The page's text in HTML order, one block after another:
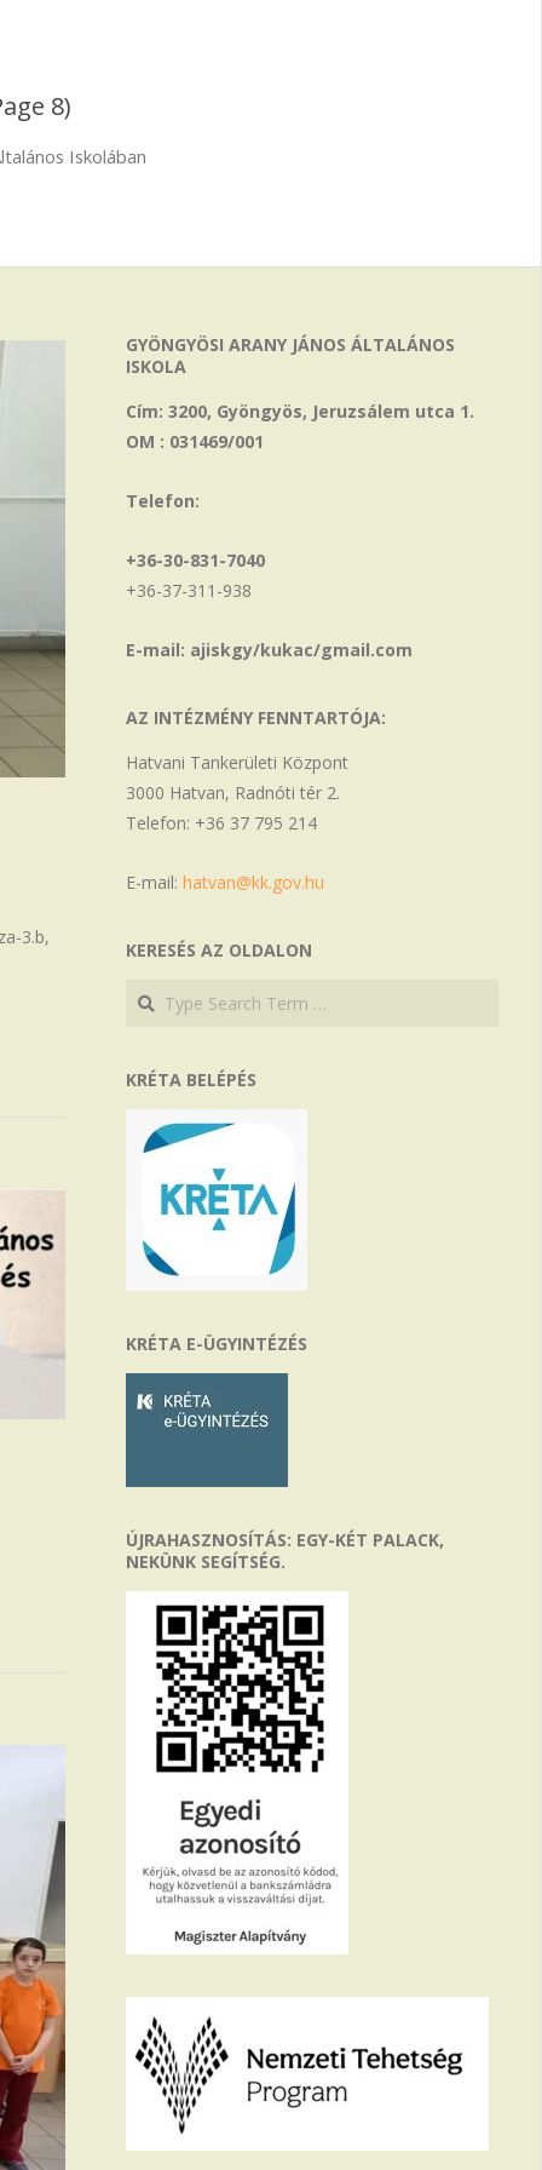
8)
Iskolában
3.b,
GYÖNGYÖSI ARANY JÁNOS ÁLTALÁNOS
ISKOLA
Cím: 3200, Gyöngyös, Jeruzsálem utca 1.
OM : 031469/001
Telefon:
+36-30-831-7040
+36-37-311-938
E-mail: ajiskgy/kukac/gmail.com
AZ INTÉZMÉNY FENNTARTÓJA:
Hatvani Tankerületi Központ
3000 Hatvan, Radnóti tér 2.
Telefon: +36 37 795 214
E-mail:hatvan@kk.gov.hu
KERESÉS AZ OLDALON
Search
Search
KRÉTA BELÉPÉS
KRÉTA E-ÜGYINTÉZÉS
ÚJRAHASZNOSÍTÁS: EGY-KÉT PALACK,
NEKÜNK SEGÍTSÉG.